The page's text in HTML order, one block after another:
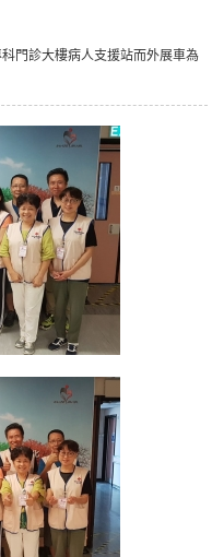
門診大樓病人支援站而外展車為